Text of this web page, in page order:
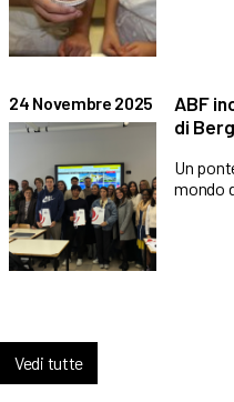
24 Novembre 2025
ABF
di
Un
mondo
Vedi tutte